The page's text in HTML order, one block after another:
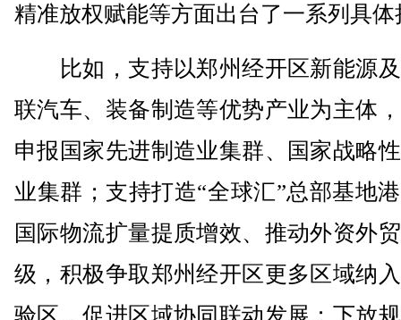
精准放权赋能等方面出台了一系列具体
比如，支持以郑州经开区新能源
联汽车、装备制造等优势产业为主体
申报国家先进制造业集群、国家战略
业集群；支持打造“全球汇”总部基地
国际物流扩量提质增效、推动外资外
级，积极争取郑州经开区更多区域纳
验区，促进区域协同联动发展；下放